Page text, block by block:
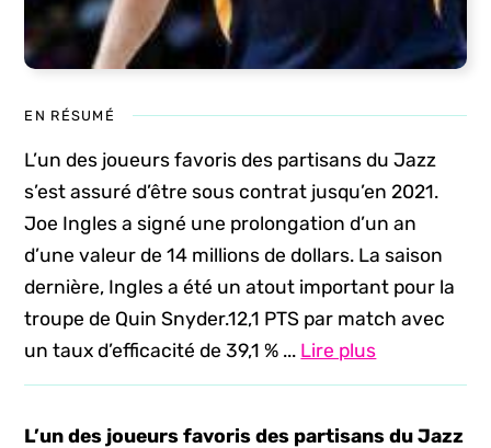
EN RÉSUMÉ
L’un des joueurs favoris des partisans du Jazz
s’est assuré d’être sous contrat jusqu’en 2021.
Joe Ingles a signé une prolongation d’un an
d’une valeur de 14 millions de dollars. La saison
dernière, Ingles a été un atout important pour la
troupe de Quin Snyder.12,1 PTS par match avec
un taux d’efficacité de 39,1 % ... Lire plus
L’un des joueurs favoris des partisans du Jazz